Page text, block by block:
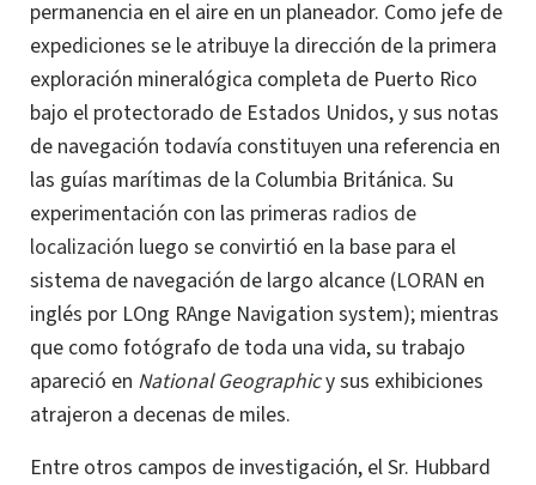
permanencia en el aire en un planeador. Como jefe de
expediciones se le atribuye la dirección de la primera
exploración mineralógica completa de Puerto Rico
bajo el protectorado de Estados Unidos, y sus notas
de navegación todavía constituyen una referencia en
las guías marítimas de la Columbia Británica. Su
experimentación con las primeras radios de
localización luego se convirtió en la base para el
sistema de navegación de largo alcance (LORAN en
inglés por LOng RAnge Navigation system); mientras
que como fotógrafo de toda una vida, su trabajo
apareció en National Geographicy sus exhibiciones
atrajeron a decenas de miles.
Entre otros campos de investigación, el Sr. Hubbard